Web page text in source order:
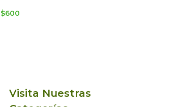
$600
Visita Nuestras